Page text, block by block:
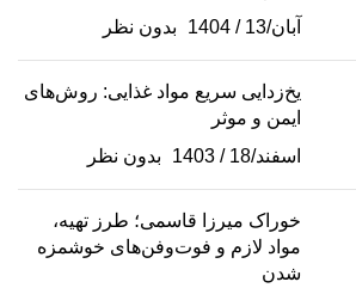
آبان/13 / 1404
بدون نظر
یخ‌زدایی سریع مواد غذایی: روش‌های
ایمن و موثر
اسفند/18 / 1403
بدون نظر
خوراک میرزا قاسمی؛ طرز تهیه،
مواد لازم و فوت‌وفن‌های خوشمزه
شدن